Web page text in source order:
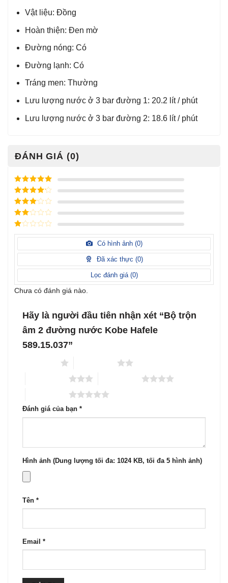
Vật liệu: Đồng
Hoàn thiện: Đen mờ
Đường nóng: Có
Đường lạnh: Có
Tráng men: Thường
Lưu lượng nước ở 3 bar đường 1: 20.2 lít / phút
Lưu lượng nước ở 3 bar đường 2: 18.6 lít / phút
ĐÁNH GIÁ (0)
Được xếp
hạng
5
5
sao
Được xếp
hạng
4
5
sao
Được
xếp
hạng3
5 sao
Được
hạng
sao
Được
hạng
sao
Có hình ảnh (0)
Đã xác thực (0)
Lọc đánh giá (0)
Chưa có đánh giá nào.
Hãy là người đầu tiên nhận xét “Bộ trộn
âm 2 đường nước Kobe Hafele
589.15.037”
Đánh giá của bạn *
Hình ảnh (Dung lượng tối đa: 1024 KB, tối đa 5 hình ảnh)
Tên *
Email *